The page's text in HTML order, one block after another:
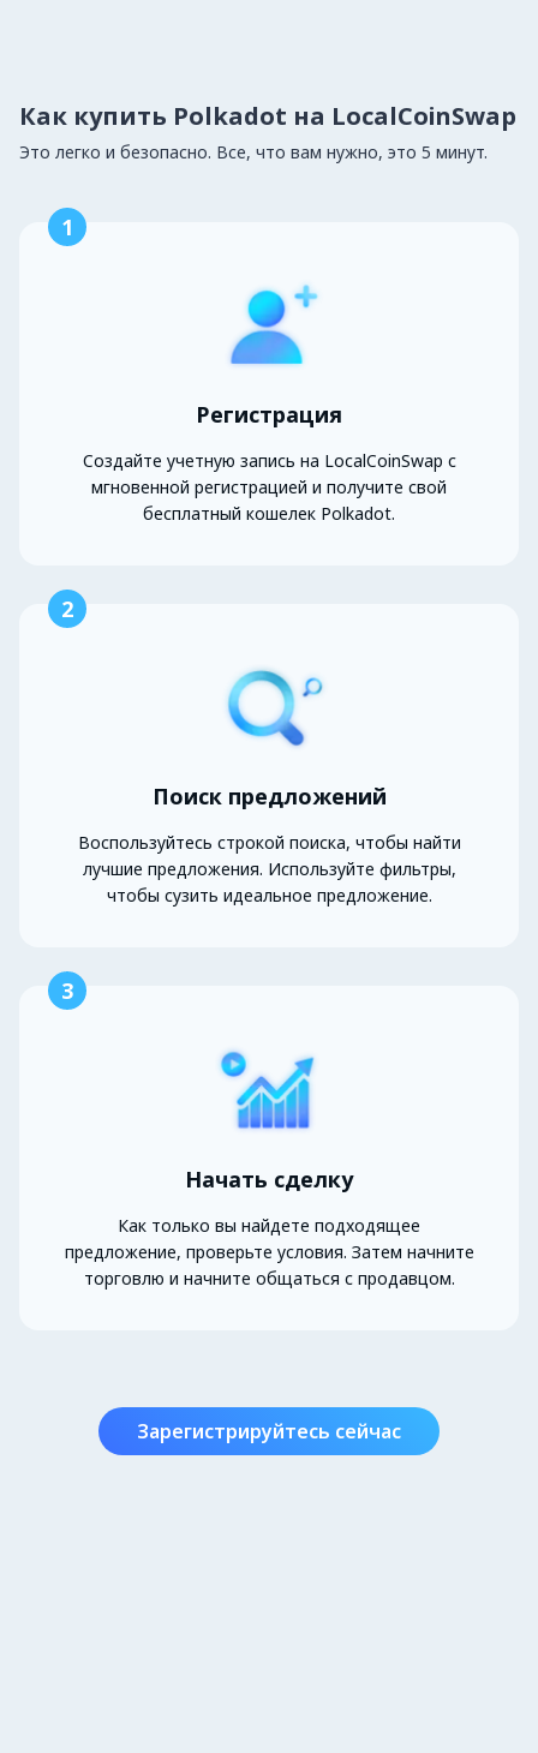
Как купить Polkadot на LocalCoinSwap
Это легко и безопасно. Все, что вам нужно, это 5 минут.
1
Регистрация
Создайте учетную запись на LocalCoinSwap с
мгновенной регистрацией и получите свой
бесплатный кошелек Polkadot.
2
Поиск предложений
Воспользуйтесь строкой поиска, чтобы найти
лучшие предложения. Используйте фильтры,
чтобы сузить идеальное предложение.
3
Начать сделку
Как только вы найдете подходящее
предложение, проверьте условия. Затем начните
торговлю и начните общаться с продавцом.
Зарегистрируйтесь сейчас